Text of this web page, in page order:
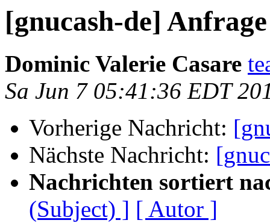
[gnucash-de] Anfrage
Dominic Valerie Casare
Sa Jun 7 05:41:36 EDT
Vorherige Nachricht:
Nächste Nachricht:
Nachrichten sortiert
(Subject) ] [ Autor ]